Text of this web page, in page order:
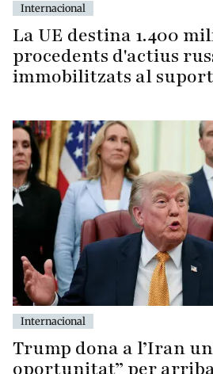
Internacional
La UE destina 1.400
procedents d'actius
immobilitzats al
Internacional
Trump dona a l’Iran
oportunitat” per